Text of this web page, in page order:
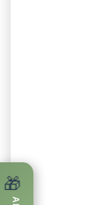
🎁